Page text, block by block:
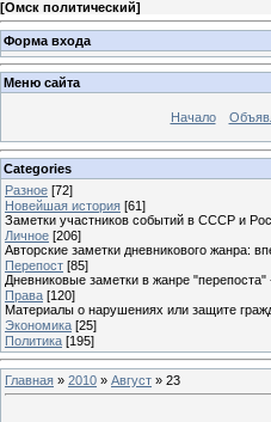
[Омск политический]
Форма входа
Меню сайта
Начало
Categories
Разное [72]
Новейшая история [61]
Заметки участников событий в СССР и
Личное [206]
Авторские заметки дневникового жанра:
Перепост [85]
Дневниковые заметки в жанре "перепоста"
Права [120]
Материалы о нарушениях или защите
Экономика [25]
Политика [195]
Главная » 2010 » Август » 23